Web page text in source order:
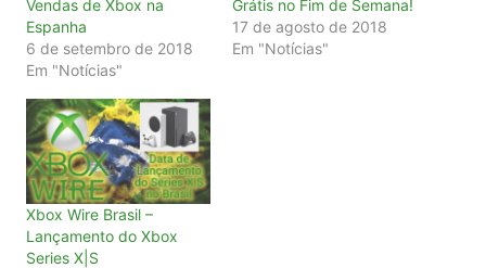
Vendas de Xbox na
Espanha
6 de setembro de 2018
Em "Notícias"
Grátis no Fim de Semana!
17 de agosto de 2018
Em "Notícias"
Xbox Wire Brasil –
Lançamento do Xbox
Series X|S